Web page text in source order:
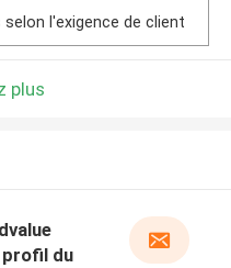
selon l'exigence de client
plus
du